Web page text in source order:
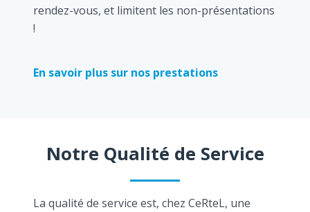
rendez-vous, et limitent les non-présentations
!
En savoir plus sur nos prestations
Notre Qualité de Service
La qualité de service est, chez CeRteL, une